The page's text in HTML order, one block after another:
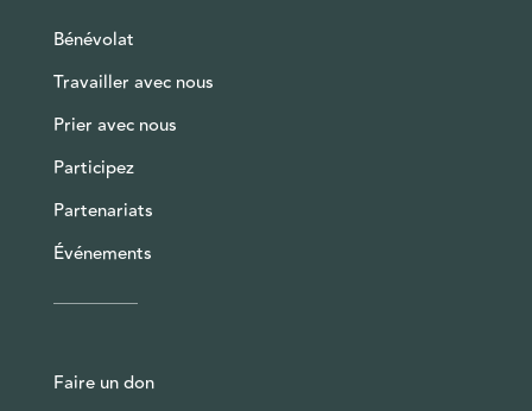
Bénévolat
Travailler avec nous
Prier avec nous
Participez
Partenariats
Événements
Faire un don